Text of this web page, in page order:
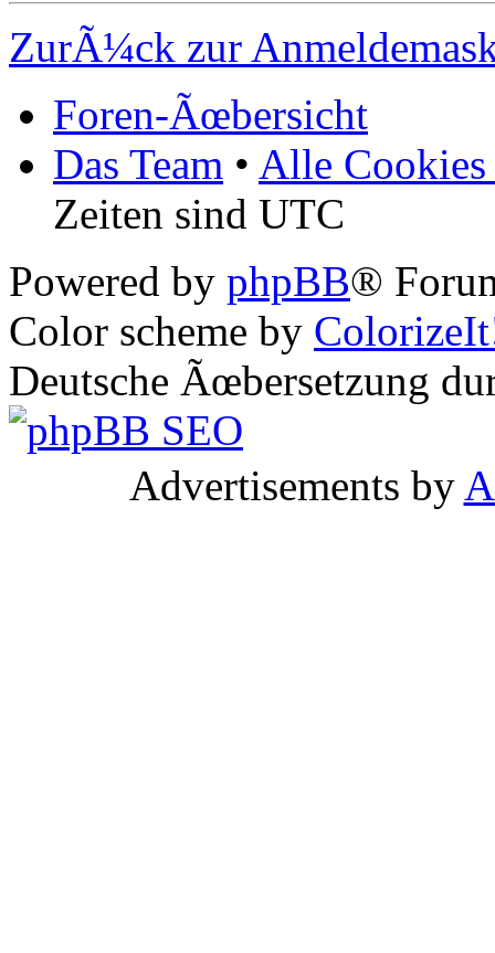
ZurÃ¼ck zur
Foren-Ãœbersicht
Das Team • Alle Cookies
Zeiten sind UTC
Powered by phpBB®
Color scheme by
Deutsche Ãœbersetzung
Advertisements by